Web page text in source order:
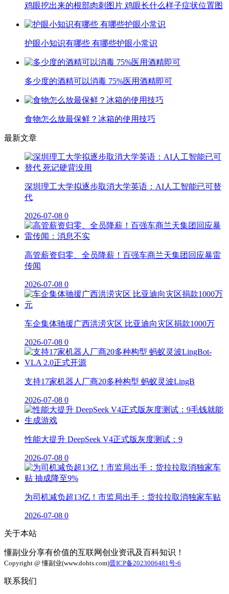
鸡眼挖出来的根部肉刺图片 鸡眼长什么样子症状位置图
护眼小知识有哪些 有哪些护眼小常识
多少度的酒精可以消毒 75%医用酒精即可
食物怎么放最保鲜？冰箱的使用技巧
最新文章
深圳理工大学拟逐步取消大学英语：AI人工智能已可替
代
2026-07-08 0
高管薪资归零、全员降薪！百强车商兰天集团回应暴雷
传闻
2026-07-08 0
车企集体驰援广西洪涝灾区 比亚迪向灾区捐款1000万
2026-07-08 0
支持17家机器人厂商20多种构型 蚂蚁灵波LingB
2026-07-08 0
性能大提升 DeepSeek V4正式版灰度测试：9
2026-07-08 0
为司机减负超13亿！市监局出手：货拉拉取消独家车贴
2026-07-08 0
关于本站
懂副业分享有价值的互联网创业资讯及百科知识！
Copyright @ 懂副业(www.dohts.com)晋ICP备2023006481号-6
联系我们